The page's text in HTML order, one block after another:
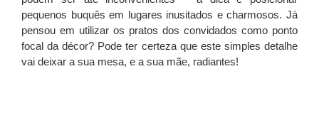
pequenos buquês em lugares inusitados e charmosos. Já
pensou em utilizar os pratos dos convidados como ponto
focal da décor? Pode ter certeza que este simples detalhe
vai deixar a sua mesa, e a sua mãe, radiantes!